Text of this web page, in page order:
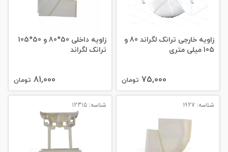
زاویه خارجی ترانک لگراند 80 و
105 میلی‌ متری
75,000 تومان
زاویه داخلی 50*80 و 50*105
ترانک لگراند
81,000 تومان
شناسه: 1927 شناسه: 12315